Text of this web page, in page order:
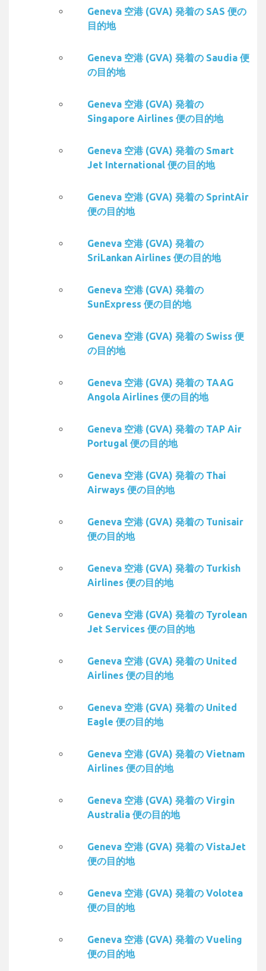
Geneva 空港 (GVA) 発着の SAS 便の
目的地
Geneva 空港 (GVA) 発着の Saudia 便
の目的地
Geneva 空港 (GVA) 発着の
Singapore Airlines 便の目的地
Geneva 空港 (GVA) 発着の Smart
Jet International 便の目的地
Geneva 空港 (GVA) 発着の SprintAir
便の目的地
Geneva 空港 (GVA) 発着の
SriLankan Airlines 便の目的地
Geneva 空港 (GVA) 発着の
SunExpress 便の目的地
Geneva 空港 (GVA) 発着の Swiss 便
の目的地
Geneva 空港 (GVA) 発着の TAAG
Angola Airlines 便の目的地
Geneva 空港 (GVA) 発着の TAP Air
Portugal 便の目的地
Geneva 空港 (GVA) 発着の Thai
Airways 便の目的地
Geneva 空港 (GVA) 発着の Tunisair
便の目的地
Geneva 空港 (GVA) 発着の Turkish
Airlines 便の目的地
Geneva 空港 (GVA) 発着の Tyrolean
Jet Services 便の目的地
Geneva 空港 (GVA) 発着の United
Airlines 便の目的地
Geneva 空港 (GVA) 発着の United
Eagle 便の目的地
Geneva 空港 (GVA) 発着の Vietnam
Airlines 便の目的地
Geneva 空港 (GVA) 発着の Virgin
Australia 便の目的地
Geneva 空港 (GVA) 発着の VistaJet
便の目的地
Geneva 空港 (GVA) 発着の Volotea
便の目的地
Geneva 空港 (GVA) 発着の Vueling
便の目的地